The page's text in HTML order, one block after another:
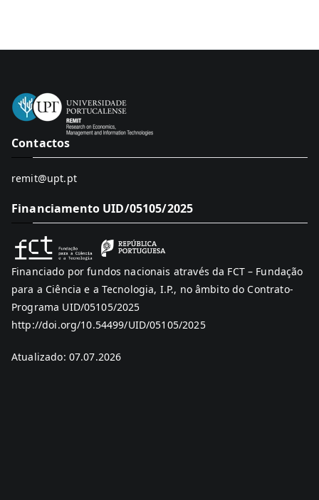
Contactos
remit@upt.pt
Financiamento UID/05105/2025
Financiado por fundos nacionais através da FCT – Fundação
para a Ciência e a Tecnologia, I.P., no âmbito do Contrato-
Programa UID/05105/2025
http://doi.org/10.54499/UID/05105/2025
Atualizado: 07.07.2026